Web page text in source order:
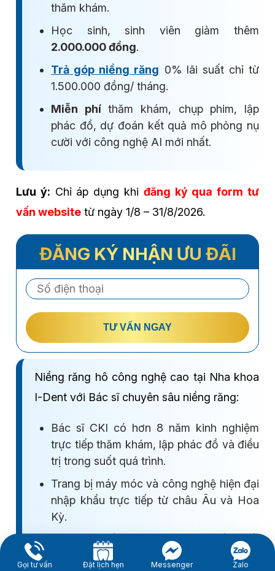
Gọi tư vấn Đặt lịch hẹn Messenger Zalo
thăm khám.
Học sinh, sinh viên giảm thêm
2.000.000 đồng.
Trả góp niềng răng 0% lãi suất chỉ từ
1.500.000 đồng/ tháng.
Miễn phíthăm khám, chụp phim, lập
phác đồ, dự đoán kết quả mô phỏng nụ
cười với công nghệ AI mới nhất.
Lưu ý: Chỉ áp dụng khi đăng ký qua form tư
vấn website từ ngày 1/8 – 31/8/2026.
ĐĂNG KÝ NHẬN ƯU ĐÃI
TƯ VẤN NGAY
Niềng răng hô công nghệ cao tại Nha khoa
I-Dent với Bác sĩ chuyên sâu niềng răng:
Bác sĩ CKI có hơn 8 năm kinh nghiệm
trực tiếp thăm khám, lập phác đồ và điều
trị trong suốt quá trình.
Trang bị máy móc và công nghệ hiện đại
nhập khẩu trực tiếp từ châu Âu và Hoa
Kỳ.
Quy trình niềng răng đạt tiêu chuẩn chất
lượng ISO 9001:2015 của Vương quốc